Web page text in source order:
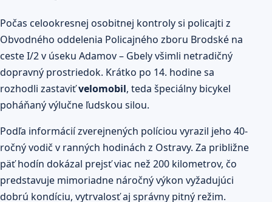
Počas celookresnej osobitnej kontroly si policajti z
Obvodného oddelenia Policajného zboru Brodské na
ceste I/2 v úseku Adamov – Gbely všimli netradičný
dopravný prostriedok. Krátko po 14. hodine sa
rozhodli zastaviťvelomobil, teda špeciálny bicykel
poháňaný výlučne ľudskou silou.
Podľa informácií zverejnených políciou vyrazil jeho 40-
ročný vodič v ranných hodinách z Ostravy. Za približne
päť hodín dokázal prejsť viac než 200 kilometrov, čo
predstavuje mimoriadne náročný výkon vyžadujúci
dobrú kondíciu, vytrvalosť aj správny pitný režim.